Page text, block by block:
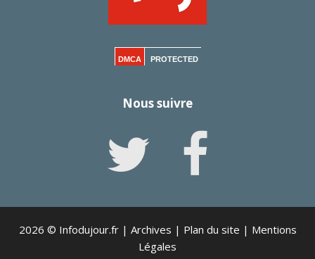
DMCA PROTECTED
Nous suivre
2026 © Infodujour.fr | Archives | Plan du site | Mentions
Légales